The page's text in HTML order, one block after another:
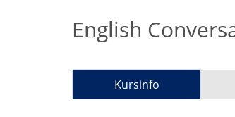
English
Kursinfo